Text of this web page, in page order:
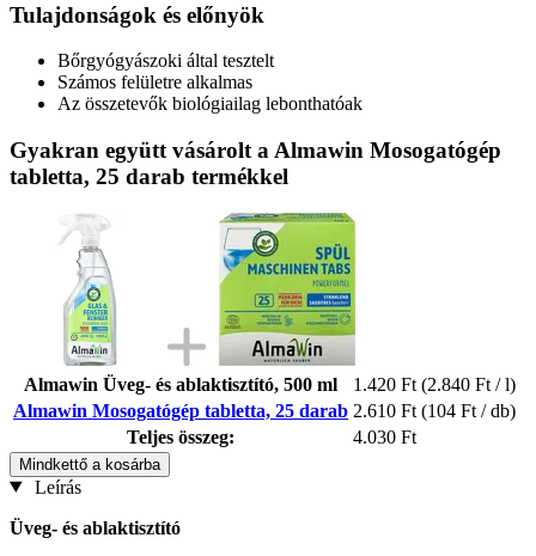
Tulajdonságok és előnyök
Bőrgyógyászoki által tesztelt
Számos felületre alkalmas
Az összetevők biológiailag lebonthatóak
Gyakran együtt vásárolt a Almawin Mosogatógép
tabletta, 25 darab termékkel
Almawin Üveg- és ablaktisztító, 500 ml 1.420 Ft (2.840 Ft / l)
Almawin Mosogatógép tabletta, 25 darab 2.610 Ft (104 Ft / db)
Teljes összeg:
4.030 Ft
Mindkettő a kosárba
Leírás
Üveg- és ablaktisztító